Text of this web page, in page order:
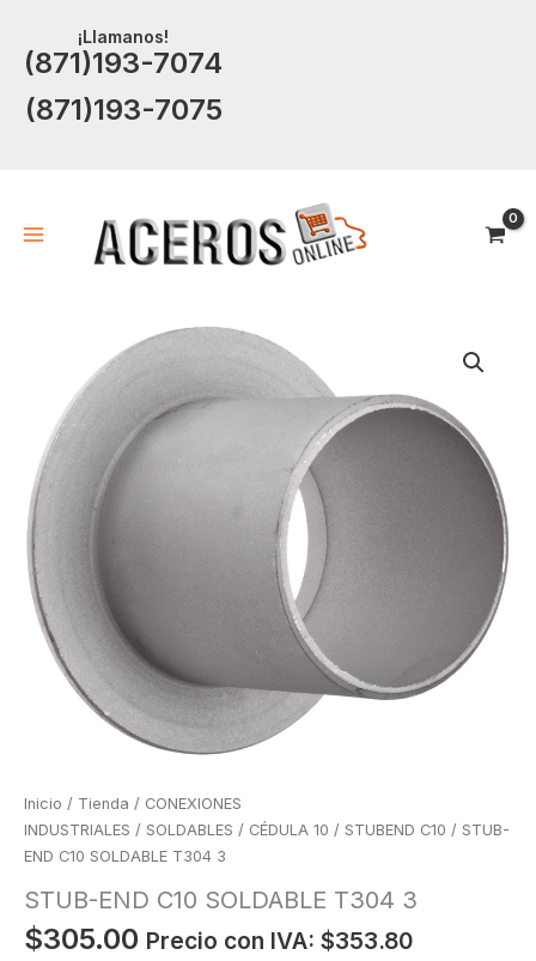
contenido
¡Llamanos!
(871)193-7074
(871)193-7075
Inicio / Tienda / CONEXIONES
INDUSTRIALES / SOLDABLES / CÉDULA 10 / STUBEND C10 / STUB-
END C10 SOLDABLE T304 3
STUB-END C10 SOLDABLE T304 3
$305.00 Precio con IVA: $353.80